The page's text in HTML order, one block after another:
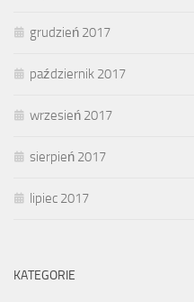
grudzień 2017
październik 2017
wrzesień 2017
sierpień 2017
lipiec 2017
KATEGORIE